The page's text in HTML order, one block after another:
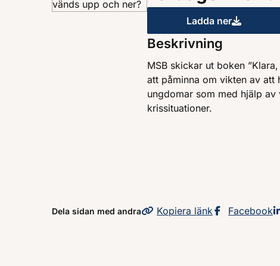
Ladda ner
Vet du vad du
Beskrivning
MSB skickar ut boken
att påminna om vikten av att
ungdomar som med hjälp
krissituationer.
Dela sidan med andra Kopiera sidans
länk Dela sidan
Facebook